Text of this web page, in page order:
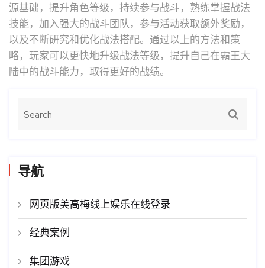
源基础，提升角色等级，持续参与战斗，熟练掌握战法
技能，加入强大的战斗团队，参与活动获取额外奖励，
以及不断研究和优化战法搭配。通过以上的方法和策
略，玩家可以更快地升级战法等级，提升自己在霸王大
陆中的战斗能力，取得更好的战绩。
导航
网页版美高梅线上娱乐在线登录
经典案例
集团游戏